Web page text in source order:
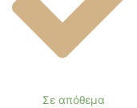
Σε απόθεμα